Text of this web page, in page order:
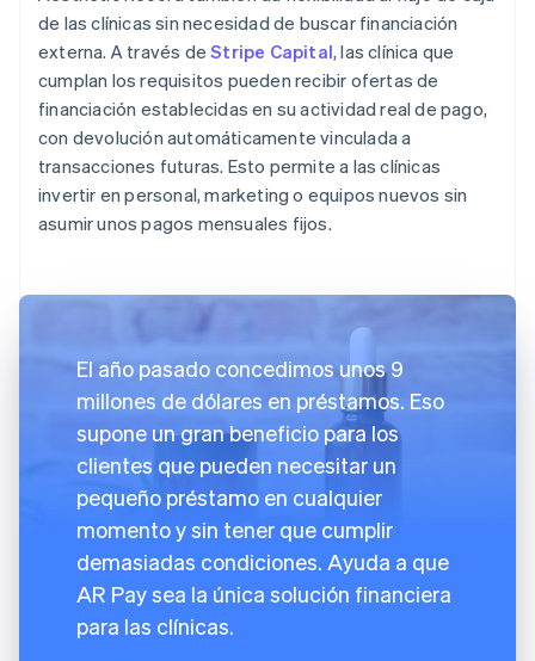
de las clínicas sin necesidad de buscar financiación
externa. A través deStripe Capital, las clínica que
cumplan los requisitos pueden recibir ofertas de
financiación establecidas en su actividad real de pago,
con devolución automáticamente vinculada a
transacciones futuras. Esto permite a las clínicas
invertir en personal, marketing o equipos nuevos sin
asumir unos pagos mensuales fijos.
El año pasado concedimos unos 9
millones de dólares en préstamos. Eso
supone un gran beneficio para los
clientes que pueden necesitar un
pequeño préstamo en cualquier
momento y sin tener que cumplir
demasiadas condiciones. Ayuda a que
AR Pay sea la única solución financiera
para las clínicas.